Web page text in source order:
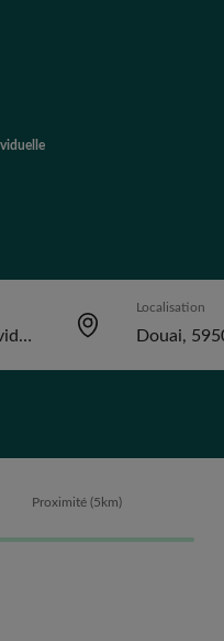
Localisation
Proximité (5 km)